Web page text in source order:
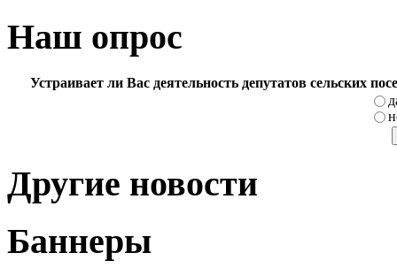
Наш опрос
Устраивает ли Вас деятельность депутатов сельских
Другие новости
Баннеры